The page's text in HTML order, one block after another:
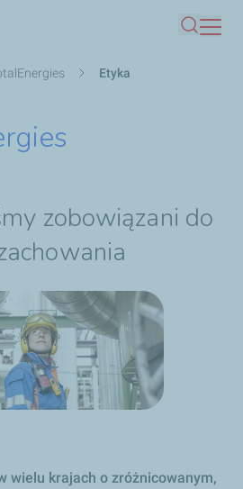
treści
Szukaj
Etyka
zobowiązani do
wielu krajach o zróżnicowanym,